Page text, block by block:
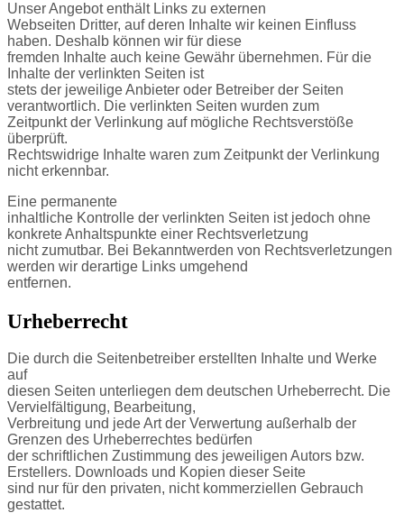
Unser Angebot enthält Links zu externen
Webseiten Dritter, auf deren Inhalte wir keinen Einfluss
haben. Deshalb können wir für diese
fremden Inhalte auch keine Gewähr übernehmen. Für die
Inhalte der verlinkten Seiten ist
stets der jeweilige Anbieter oder Betreiber der Seiten
verantwortlich. Die verlinkten Seiten wurden zum
Zeitpunkt der Verlinkung auf mögliche Rechtsverstöße
überprüft.
Rechtswidrige Inhalte waren zum Zeitpunkt der Verlinkung
nicht erkennbar.
Eine permanente
inhaltliche Kontrolle der verlinkten Seiten ist jedoch ohne
konkrete Anhaltspunkte einer Rechtsverletzung
nicht zumutbar. Bei Bekanntwerden von Rechtsverletzungen
werden wir derartige Links umgehend
entfernen.
Urheberrecht
Die durch die Seitenbetreiber erstellten Inhalte und Werke
auf
diesen Seiten unterliegen dem deutschen Urheberrecht. Die
Vervielfältigung, Bearbeitung,
Verbreitung und jede Art der Verwertung außerhalb der
Grenzen des Urheberrechtes bedürfen
der schriftlichen Zustimmung des jeweiligen Autors bzw.
Erstellers. Downloads und Kopien dieser Seite
sind nur für den privaten, nicht kommerziellen Gebrauch
gestattet.